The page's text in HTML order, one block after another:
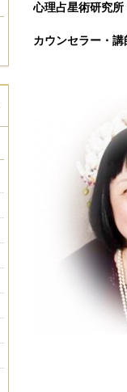
心理占星術研究
カウンセラー・